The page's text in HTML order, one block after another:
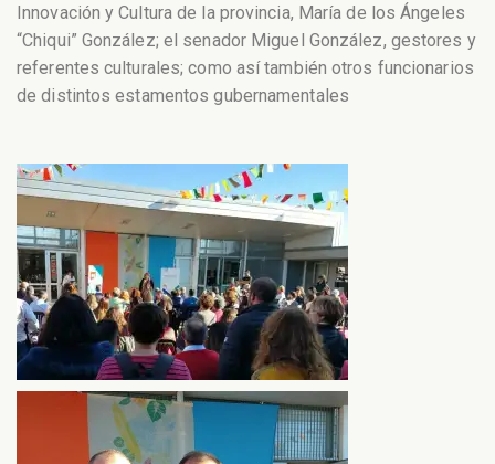
Innovación y Cultura de la provincia, María de los Ángeles
“Chiqui” González; el senador Miguel González, gestores y
referentes culturales; como así también otros funcionarios
de distintos estamentos gubernamentales